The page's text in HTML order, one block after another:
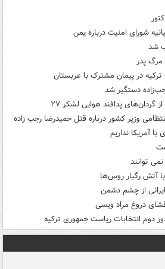
شورای امنیت درباره یمن
شد
پدر
در پیمان مشترک با عربستان
دستگیر شد
گردان‌های پدافند هوایی لشکر ۲۷
وزیر کشور درباره قتل حمیدرضا رجب زاده
آمریکا نداریم
توانند
با آتش رگبار روس‌ها
از چشم دشمن
دروغ مراد ویسی
دوم انتخابات ریاست جمهوری ترکیه